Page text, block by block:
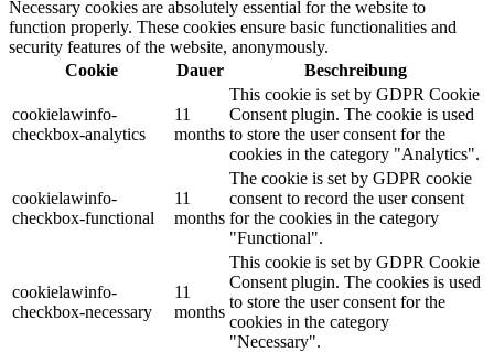
Necessary cookies are absolutely essential for the website to
function properly. These cookies ensure basic functionalities and
security features of the website, anonymously.
Cookie
Dauer Beschreibung
cookielawinfo-
checkbox-analytics
11
months
This cookie is set by GDPR Cookie
Consent plugin. The cookie is used
to store the user consent for the
cookies in the category "Analytics".
cookielawinfo-
checkbox-functional
11
months
The cookie is set by GDPR cookie
consent to record the user consent
for the cookies in the category
"Functional".
cookielawinfo-
checkbox-necessary
11
months
This cookie is set by GDPR Cookie
Consent plugin. The cookies is used
to store the user consent for the
cookies in the category
"Necessary".